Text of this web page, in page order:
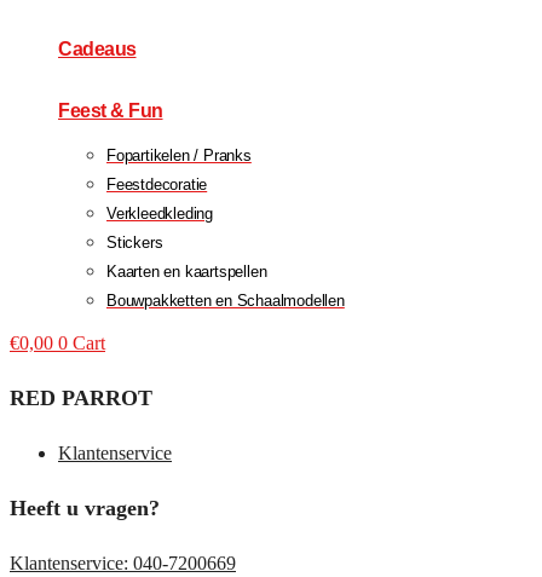
Cadeaus
Feest & Fun
Fopartikelen / Pranks
Feestdecoratie
Verkleedkleding
Stickers
Kaarten en kaartspellen
Bouwpakketten en Schaalmodellen
€0,00 0 Cart
RED PARROT
Klantenservice
Heeft u vragen?
Klantenservice: 040-7200669